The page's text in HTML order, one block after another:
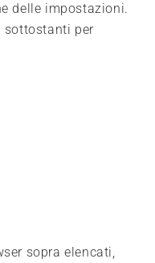
delle impostazioni.
sottostanti per
sopra elencati,